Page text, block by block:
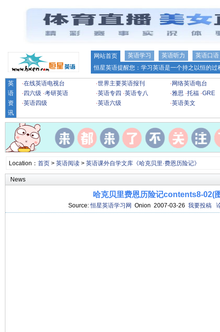
网站首页 英语学习 英语听力
英语口语
恒星英语提醒您：学习英语是一个持之以恒的
英
语
资
讯
·在线英语电视台 ·世界主要英语报刊 · 网络英语电台
· 四六级 ·考研英语 ·英语专四 ·英语专八 ·雅思 ·托福 ·GRE
·英语四级 ·英语六级 ·英语美文
Location： 首页> 英语阅读> 英语课外自学文库《哈克贝里·费恩历险记》
News
哈克贝里费恩历险记contents8-02(
Source:恒星英语学习网 Onion 2007-03-26 我要投稿